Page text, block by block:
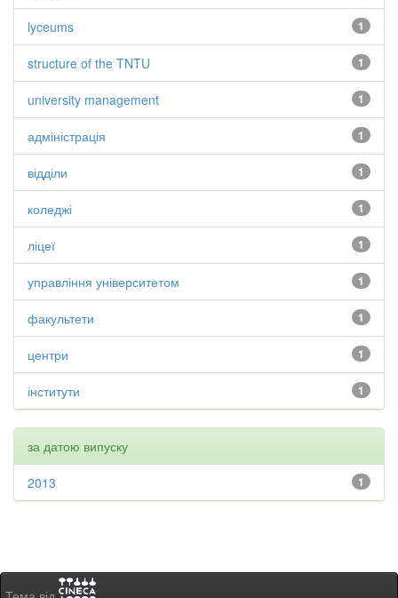
1
lyceums
1
structure of the TNTU
1
university management
1
адміністрація
1
відділи
1
коледжі
1
ліцеї
1
управління університетом
1
факультети
1
центри
1
інститути
за датою випуску
1
2013